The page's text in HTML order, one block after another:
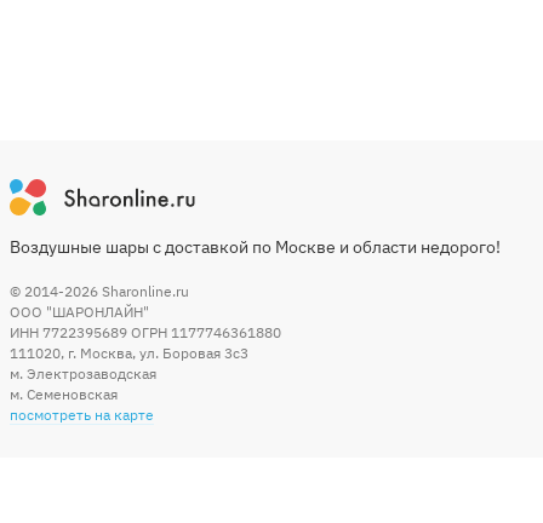
Воздушные шары с доставкой по Москве и области недорого!
© 2014-2026 Sharonline.ru
ООО "ШАРОНЛАЙН"
ИНН 7722395689 ОГРН 1177746361880
111020, г. Москва, ул. Боровая 3c3
м. Электрозаводская
м. Семеновская
посмотреть на карте